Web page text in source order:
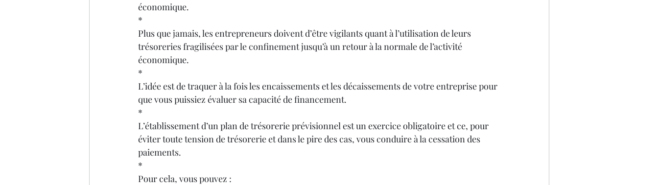
économique.
*
Plus que jamais, les entrepreneurs doivent d’être vigilants quant à l’utilisation de leurs
trésoreries fragilisées par le confinement jusqu’à un retour à la normale de l’activité
économique.
*
L’idée est de traquer à la fois les encaissements et les décaissements de votre entreprise pour
que vous puissiez évaluer sa capacité de financement.
*
L’établissement d’un plan de trésorerie prévisionnel est un exercice obligatoire et ce, pour
éviter toute tension de trésorerie et dans le pire des cas, vous conduire à la cessation des
paiements.
*
Pour cela, vous pouvez :